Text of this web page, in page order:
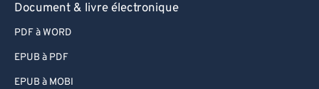
Document & livre électronique
PDF à WORD
EPUB à PDF
EPUB à MOBI